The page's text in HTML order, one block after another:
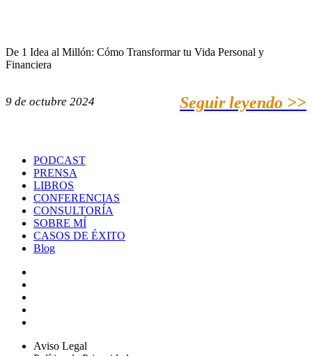
De 1 Idea al Millón: Cómo Transformar tu Vida Personal y
Financiera
9 de octubre 2024 Seguir leyendo >>
PODCAST
PRENSA
LIBROS
CONFERENCIAS
CONSULTORÍA
SOBRE MÍ
CASOS DE ÉXITO
Blog
Aviso Legal